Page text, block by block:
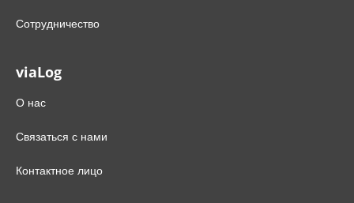
Сотрудничество
viaLog
О нас
Связаться с нами
Контактное лицо